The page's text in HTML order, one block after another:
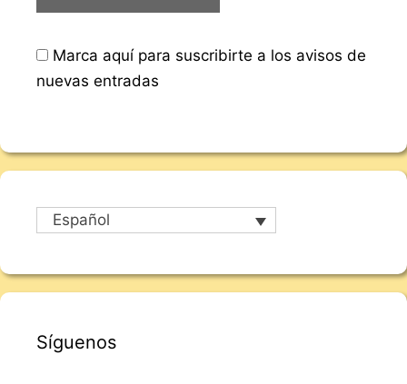
Marca aquí para suscribirte a los avisos de
nuevas entradas
Español
Síguenos